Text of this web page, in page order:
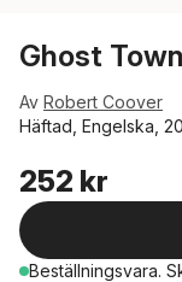
Ghost Town
Av Robert Coover
Häftad, Engelska,
252 kr
Beställningsvara.